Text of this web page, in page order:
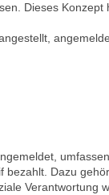
Dieses Konzept
bezahlt. Dazu
Verantwortung